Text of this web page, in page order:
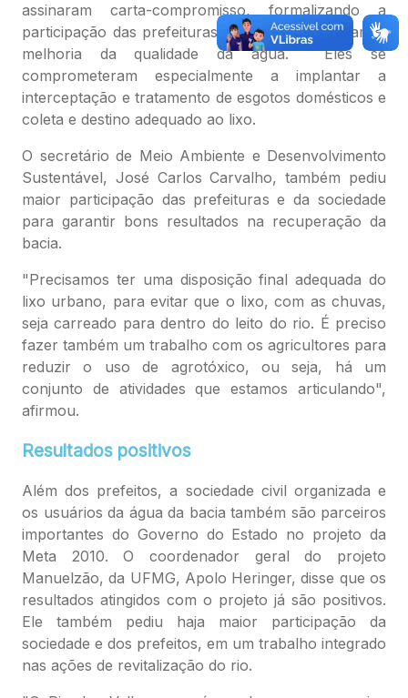
assinaram carta-compromisso, formalizando a
participação das prefeituras nas ações que visam a
melhoria da qualidade da água. Eles se
comprometeram especialmente a implantar a
interceptação e tratamento de esgotos domésticos e
coleta e destino adequado ao lixo.
O secretário de Meio Ambiente e Desenvolvimento
Sustentável, José Carlos Carvalho, também pediu
maior participação das prefeituras e da sociedade
para garantir bons resultados na recuperação da
bacia.
"Precisamos ter uma disposição final adequada do
lixo urbano, para evitar que o lixo, com as chuvas,
seja carreado para dentro do leito do rio. É preciso
fazer também um trabalho com os agricultores para
reduzir o uso de agrotóxico, ou seja, há um
conjunto de atividades que estamos articulando",
afirmou.
Resultados positivos
Além dos prefeitos, a sociedade civil organizada e
os usuários da água da bacia também são parceiros
importantes do Governo do Estado no projeto da
Meta 2010. O coordenador geral do projeto
Manuelzão, da UFMG, Apolo Heringer, disse que os
resultados atingidos com o projeto já são positivos.
Ele também pediu haja maior participação da
sociedade e dos prefeitos, em um trabalho integrado
nas ações de revitalização do rio.